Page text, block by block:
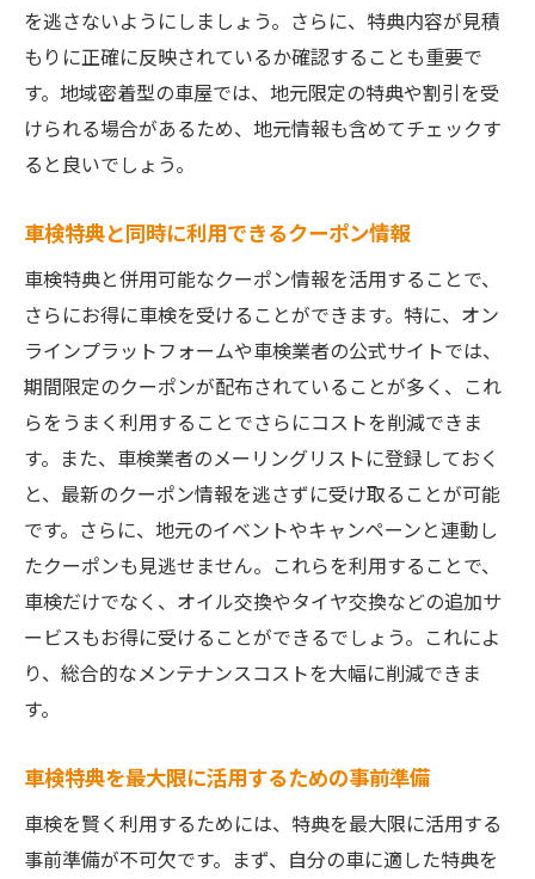
を逃さないようにしましょう。さらに、特典内容が見積
もりに正確に反映されているか確認することも重要で
す。地域密着型の車屋では、地元限定の特典や割引を受
けられる場合があるため、地元情報も含めてチェックす
ると良いでしょう。
車検特典と同時に利用できるクーポン情報
車検特典と併用可能なクーポン情報を活用することで、
さらにお得に車検を受けることができます。特に、オン
ラインプラットフォームや車検業者の公式サイトでは、
期間限定のクーポンが配布されていることが多く、これ
らをうまく利用することでさらにコストを削減できま
す。また、車検業者のメーリングリストに登録しておく
と、最新のクーポン情報を逃さずに受け取ることが可能
です。さらに、地元のイベントやキャンペーンと連動し
たクーポンも見逃せません。これらを利用することで、
車検だけでなく、オイル交換やタイヤ交換などの追加サ
ービスもお得に受けることができるでしょう。これによ
り、総合的なメンテナンスコストを大幅に削減できま
す。
車検特典を最大限に活用するための事前準備
車検を賢く利用するためには、特典を最大限に活用する
事前準備が不可欠です。まず、自分の車に適した特典を